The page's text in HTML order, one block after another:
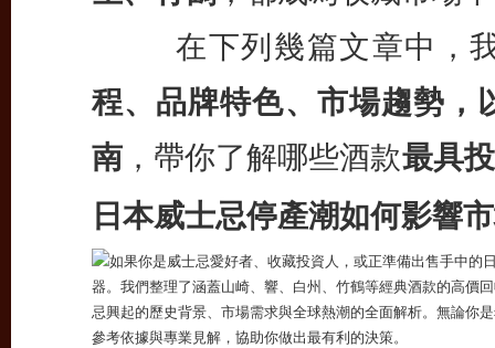
在下列幾篇文章中，我
程、品牌特色、市場趨勢，
南，帶你了解哪些酒款最具
日本威士忌停產潮如何影響